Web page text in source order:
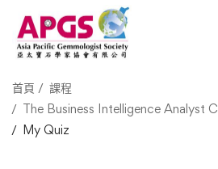
首頁
課程
The Business Intelligence Analyst
My Quiz